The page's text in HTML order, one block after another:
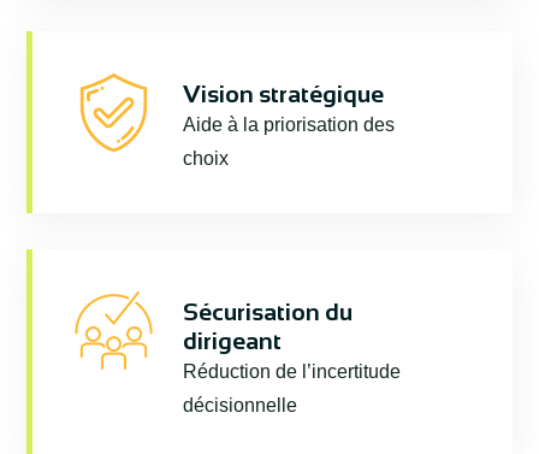
Vision stratégique
Aide à la priorisation des
choix
Sécurisation du
dirigeant
Réduction de l’incertitude
décisionnelle